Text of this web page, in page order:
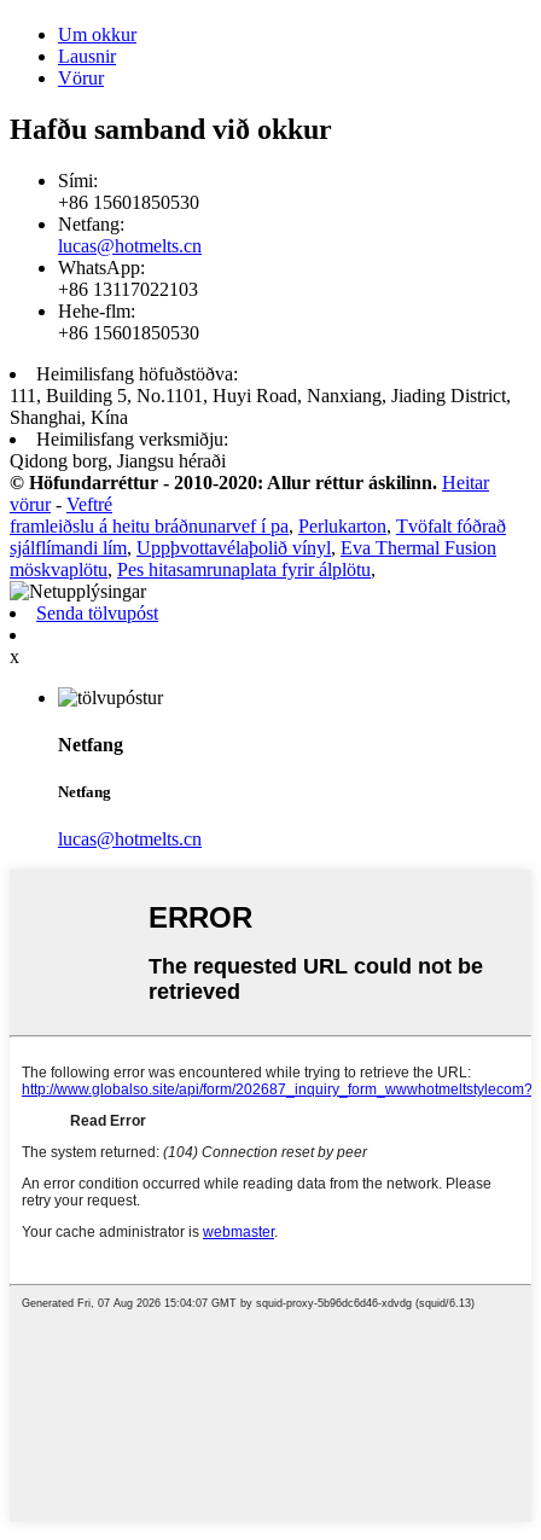
Um okkur
Lausnir
Vörur
Hafðu samband við okkur
Sími:
+86 15601850530
Netfang:
lucas@hotmelts.cn
WhatsApp:
+86 13117022103
Hehe-flm:
+86 15601850530
Heimilisfang höfuðstöðva:
111, Building 5, No.1101, Huyi Road, Nanxiang, Jiading District,
Shanghai, Kína
Heimilisfang verksmiðju:
Qidong borg, Jiangsu héraði
© Höfundarréttur - 2010-2020: Allur réttur áskilinn. Heitar
vörur- Veftré
framleiðslu á heitu bráðnunarvef í pa, Perlukarton, Tvöfalt fóðrað
sjálflímandi lím, Uppþvottavélaþolið vínyl, Eva Thermal Fusion
möskvaplötu, Pes hitasamrunaplata fyrir álplötu,
Senda tölvupóst
x
Netfang
Netfang
lucas@hotmelts.cn